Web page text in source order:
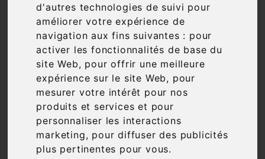
d'autres technologies de suivi pour
améliorer votre expérience de
navigation aux fins suivantes : pour
activer les fonctionnalités de base du
site Web, pour offrir une meilleure
expérience sur le site Web, pour
mesurer votre intérêt pour nos
produits et services et pour
personnaliser les interactions
marketing, pour diffuser des publicités
plus pertinentes pour vous.
Accueil Services
SERVICES